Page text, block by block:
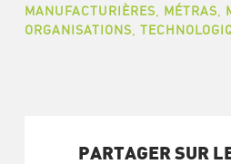
MANUFACTURIÈRES
MÉTRAS
ORGANISATIONS
PARTAGER SUR